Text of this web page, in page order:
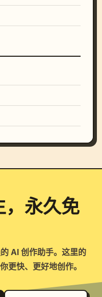
，永久免
AI 创作助手。这里的
更快、更好地创作。